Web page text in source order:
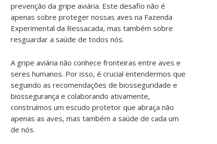
prevenção da gripe aviária. Este desafio não é
apenas sobre proteger nossas aves na Fazenda
Experimental da Ressacada, mas também sobre
resguardar a saúde de todos nós.
A gripe aviária não conhece fronteiras entre aves e
seres humanos. Por isso, é crucial entendermos que
seguindo as recomendações de biosseguridade e
biossegurança e colaborando ativamente,
construímos um escudo protetor que abraça não
apenas as aves, mas também a saúde de cada um
de nós.